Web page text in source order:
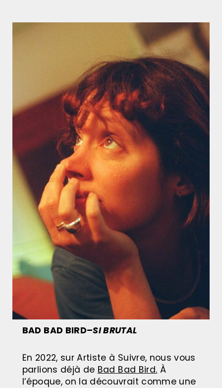
BAD BAD BIRD–SI BRUTAL
En 2022, sur Artiste à Suivre, nous vous
parlions déjà de Bad Bad Bird. À
l’époque, on la découvrait comme une